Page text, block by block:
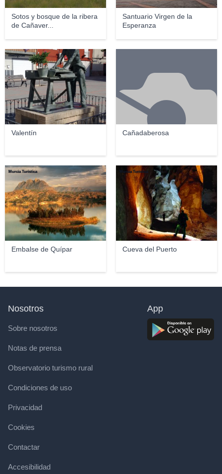
Sotos y bosque de la ribera
de Cañaver...
Santuario Virgen de la
Esperanza
Valentín
medijose
Cañadaberosa
Embalse de Quípar
Murcia Turística
Cueva del Puerto
Murcia Turística
Nosotros
Sobre nosotros
Notas de prensa
Observatorio turismo rural
Condiciones de uso
Privacidad
Cookies
Contactar
Accesibilidad
App